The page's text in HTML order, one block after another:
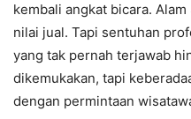
kembali angkat bicara.
nilai jual. Tapi sentuhan
yang tak pernah terjawab
dikemukakan, tapi
dengan permintaan